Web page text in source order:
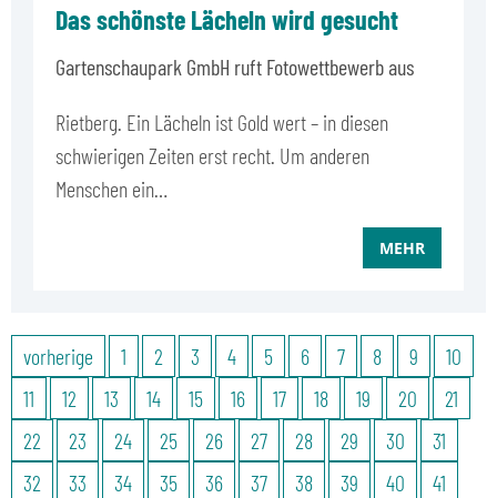
Das schönste Lächeln wird gesucht
Gartenschaupark GmbH ruft Fotowettbewerb aus
Rietberg. Ein Lächeln ist Gold wert – in diesen
schwierigen Zeiten erst recht. Um anderen
Menschen ein…
MEHR
vorherige 1 2 3 4 5 6 7 8 9
10
11
12 13 14 15 16 17 18 19 20
21
22
23 24 25 26 27 28 29 30
31
32
33 34 35 36 37 38 39 40
41